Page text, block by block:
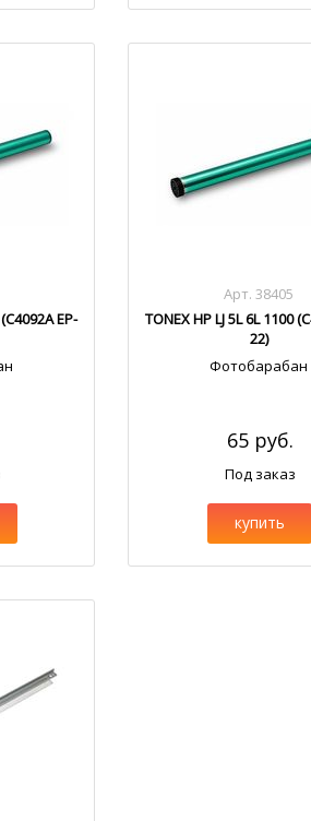
EP-
Арт. 38405
TONEX HP LJ 5L 6L 1100
22)
Фотобарабан
65 руб.
Под заказ
купить